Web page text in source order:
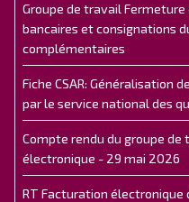
Groupe de travail
bancaires et consignations
complémentaires
Fiche CSAR: Généralisation
par le service national des
Compte rendu du groupe
électronique - 29 mai 2026
RT Facturation électronique